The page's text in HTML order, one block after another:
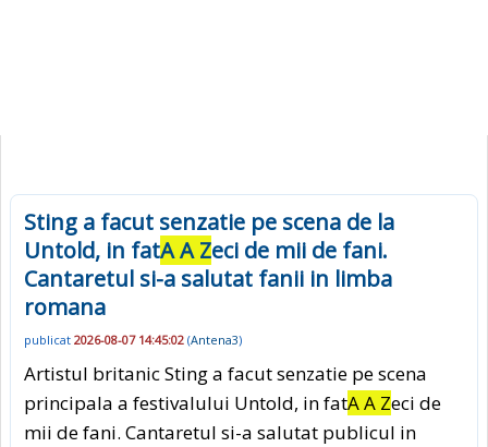
Sting a facut senzatie pe scena de la
Untold, in fatA A Zeci de mii de fani.
Cantaretul si-a salutat fanii in limba
romana
publicat 2026-08-07 14:45:02 (Antena3)
Artistul britanic Sting a facut senzatie pe scena
principala a festivalului Untold, in fatA A Zeci de
mii de fani. Cantaretul si-a salutat publicul in